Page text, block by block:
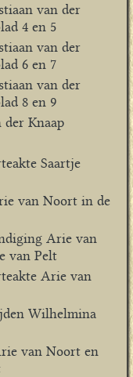
van der
4 en 5
van der
6 en 7
van der
8 en 9
der Knaap
Saartje
van Noort in de
Arie van
van Pelt
Arie van
Wilhelmina
van Noort en